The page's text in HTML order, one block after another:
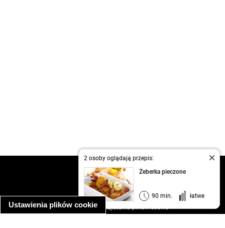
Ustawienia plików cookie
2 osoby oglądają przepis:
Żeberka pieczone
90 min. łatwe
kontakt
regulamin
informacja o prywatności
informacja o wykorzystaniu plików cookie